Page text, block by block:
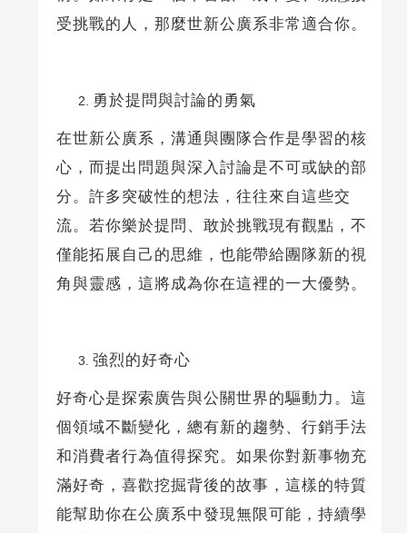
受挑戰的人，那麼世新公廣系非常適合你。
勇於提問與討論的勇氣
在世新公廣系，溝通與團隊合作是學習的核
心，而提出問題與深入討論是不可或缺的部
分。許多突破性的想法，往往來自這些交
流。若你樂於提問、敢於挑戰現有觀點，不
僅能拓展自己的思維，也能帶給團隊新的視
角與靈感，這將成為你在這裡的一大優勢。
強烈的好奇心
好奇心是探索廣告與公關世界的驅動力。這
個領域不斷變化，總有新的趨勢、行銷手法
和消費者行為值得探究。如果你對新事物充
滿好奇，喜歡挖掘背後的故事，這樣的特質
能幫助你在公廣系中發現無限可能，持續學